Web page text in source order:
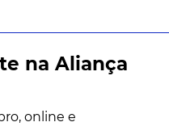
na Aliança
online e